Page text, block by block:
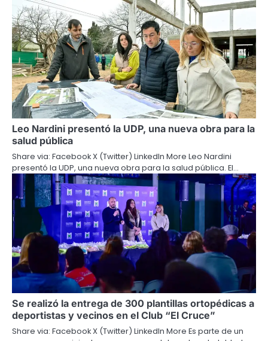
Leo Nardini presentó la UDP, una nueva obra para la
salud pública
Share via: Facebook X (Twitter) LinkedIn More Leo Nardini
presentó la UDP, una nueva obra para la salud pública. El…
Se realizó la entrega de 300 plantillas ortopédicas a
deportistas y vecinos en el Club “El Cruce”
Share via: Facebook X (Twitter) LinkedIn More Es parte de un